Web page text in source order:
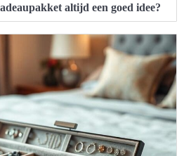
altijd een goed idee?